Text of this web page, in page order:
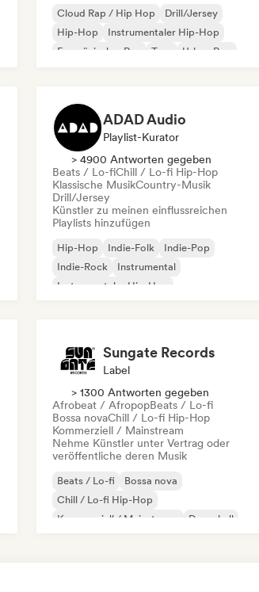
Cloud Rap / Hip Hop
Drill/Jersey
Hip-Hop
Instrumentaler Hip-Hop
Französischer Rap
Trap
Urban Pop
ADAD Audio
Playlist-Kurator
> 4900 Antworten gegeben
Beats / Lo-fiChill / Lo-fi Hip-Hop
Klassische MusikCountry-Musik
Drill/Jersey
Künstler zu meinen einflussreichen
Playlists hinzufügen
Hip-Hop Indie-Folk
Indie-Pop
Indie-Rock
Instrumental
Instrumentaler Hip-Hop
Sungate Records
Label
> 1300 Antworten gegeben
Afrobeat / AfropopBeats / Lo-fi
Bossa novaChill / Lo-fi Hip-Hop
Kommerziell / Mainstream
Nehme Künstler unter Vertrag oder
veröffentliche deren Musik
Beats / Lo-fi
Bossa nova
Chill / Lo-fi Hip-Hop
Kommerziell / Mainstream
Dancehall